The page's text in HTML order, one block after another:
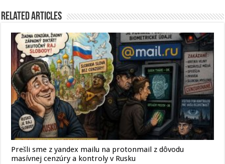
Related Articles
Prešli sme z yandex mailu na protonmail z dôvodu
masívnej cenzúry a kontroly v Rusku